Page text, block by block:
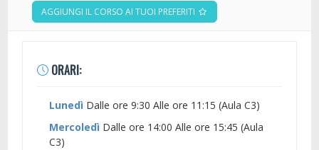
AGGIUNGI IL CORSO AI TUOI PREFERITI
ORARI:
Lunedì Dalle ore 9:30 Alle ore 11:15 (Aula C3)
Mercoledì Dalle ore 14:00 Alle ore 15:45 (Aula
C3)